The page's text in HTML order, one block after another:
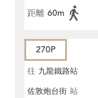
距離 60m
270P
往 九龍鐵路站
佐敦炮台街 站